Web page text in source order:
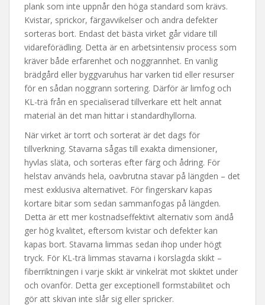
plank som inte uppnår den höga standard som krävs.
Kvistar, sprickor, färgavvikelser och andra defekter
sorteras bort. Endast det bästa virket går vidare till
vidareförädling. Detta är en arbetsintensiv process som
kräver både erfarenhet och noggrannhet. En vanlig
brädgård eller byggvaruhus har varken tid eller resurser
för en sådan noggrann sortering. Därför är limfog och
KL-trä från en specialiserad tillverkare ett helt annat
material än det man hittar i standardhyllorna.
När virket är torrt och sorterat är det dags för
tillverkning. Stavarna sågas till exakta dimensioner,
hyvlas släta, och sorteras efter färg och ådring. För
helstav används hela, oavbrutna stavar på längden – det
mest exklusiva alternativet. För fingerskarv kapas
kortare bitar som sedan sammanfogas på längden.
Detta är ett mer kostnadseffektivt alternativ som ändå
ger hög kvalitet, eftersom kvistar och defekter kan
kapas bort. Stavarna limmas sedan ihop under högt
tryck. För KL-trä limmas stavarna i korslagda skikt –
fiberriktningen i varje skikt är vinkelrät mot skiktet under
och ovanför. Detta ger exceptionell formstabilitet och
gör att skivan inte slår sig eller spricker.